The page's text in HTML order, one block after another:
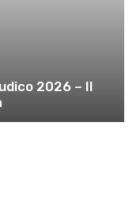
2026 – Il